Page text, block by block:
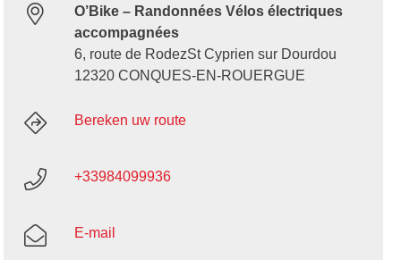
O’Bike – Randonnées Vélos électriques
accompagnées
6, route de RodezSt Cyprien sur Dourdou
12320 CONQUES-EN-ROUERGUE
Bereken uw route
+33984099936
E-mail